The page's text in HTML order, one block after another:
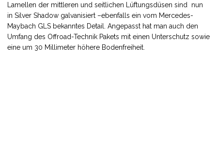
Lamellen der mittleren und seitlichen Lüftungsdüsen sind nun
in Silver Shadow galvanisiert –ebenfalls ein vom Mercedes-
Maybach GLS bekanntes Detail. Angepasst hat man auch den
Umfang des Offroad-Technik Pakets mit einen Unterschutz sowie
eine um 30 Millimeter höhere Bodenfreiheit.